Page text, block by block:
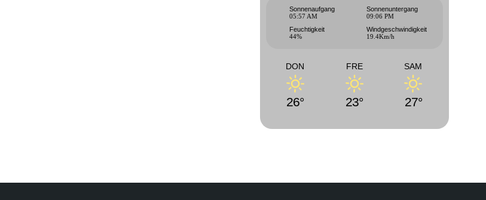
Sonnenaufgang
05:57 AM
Sonnenuntergang
09:06 PM
Feuchtigkeit
44%
Windgeschwindigkeit
19.4Km/h
DON
26°
FRE
23°
SAM
27°